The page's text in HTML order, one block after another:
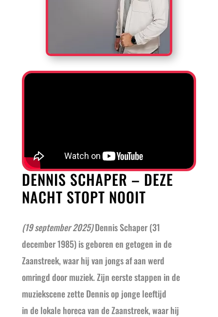
DENNIS SCHAPER – DEZE
NACHT STOPT NOOIT
(19 september 2025)DennisSchaper (31
december 1985) is geboren en getogen in de
Zaanstreek, waar hij van jongs af aan werd
omringd door muziek. Zijn eerste stappen in de
muziekscene zette Dennis op jonge leeftijd
in de lokale horeca van de Zaanstreek, waar hij